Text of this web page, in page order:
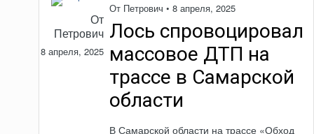
От
Петрович
8 апреля, 2025
От Петрович •8 апреля, 2025
Лось спровоцировал
массовое ДТП на
трассе в Самарской
области
В Самарской области на трассе «Обход